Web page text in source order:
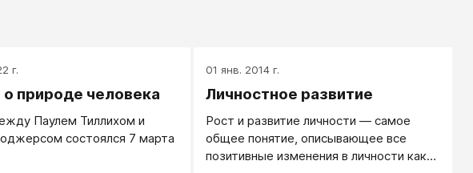
г.
о природе человека
Паулем Тиллихом и
состоялся 7 марта
01 янв. 2014 г.
Личностное развитие
Рост и развитие личности — самое
общее понятие, описывающее все
позитивные изменения в личности как